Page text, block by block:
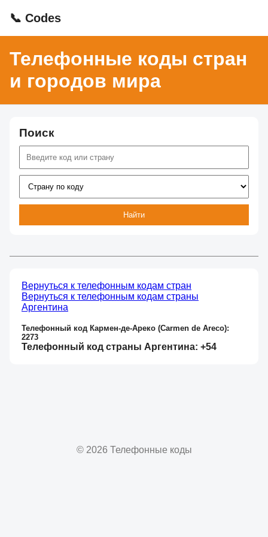
📞 Codes
Телефонные коды стран
и городов мира
Поиск
Найти
Вернуться к телефонным кодам стран
Вернуться к телефонным кодам страны
Аргентина
Телефонный код Кармен-де-Ареко (Carmen de Areco):
2273
Телефонный код страны Аргентина: +54
© 2026 Телефонные коды